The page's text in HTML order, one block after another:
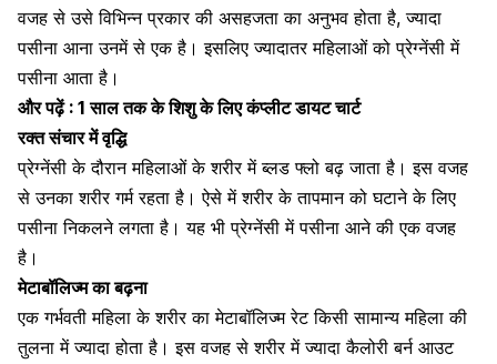
वजह से उसे विभिन्न प्रकार की असहजता का अनुभव होता है, ज्यादा
पसीना आना उनमें से एक है। इसलिए ज्यादातर महिलाओं कोप्रेग्नेंसी में
पसीना आता है।
और पढ़ें : 1 साल तक के शिशु के लिए कंप्लीट डायट चार्ट
रक्त संचार में वृद्धि
प्रेग्नेंसी के दौरान महिलाओं के शरीर में ब्लड फ्लो बढ़ जाता है। इस वजह
से उनका शरीर गर्म रहता है। ऐसे में शरीर के तापमान को घटाने के लिए
पसीना निकलने लगता है। यह भी प्रेग्नेंसी में पसीना आने की एक वजह
है।
मेटाबॉलिज्म का बढ़ना
एकगर्भवती महिला के शरीर का मेटाबॉलिज्म रेट किसी सामान्य महिला की
तुलना में ज्यादा होता है। इस वजह से शरीर में ज्यादाकैलोरी बर्नआउट